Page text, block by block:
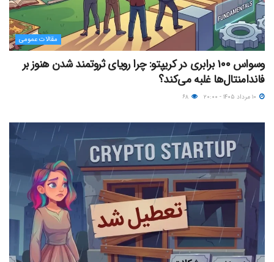
مقالات عمومی
وسواس ۱۰۰ برابری در کریپتو: چرا رویای ثروتمند شدن هنوز بر
فاندامنتال‌ها غلبه می‌کند؟